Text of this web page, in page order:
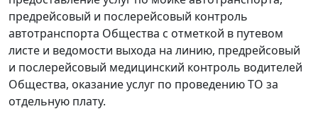
предрейсовый и послерейсовый контроль
автотранспорта Общества с отметкой в путевом
листе и ведомости выхода на линию, предрейсовый
и послерейсовый медицинский контроль водителей
Общества, оказание услуг по проведению ТО за
отдельную плату.